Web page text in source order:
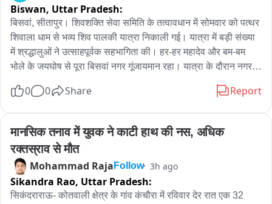
Biswan, Uttar Pradesh:
बिसवां, सीतापुर। शिवशक्ति सेवा समिति के तत्वावधान में सोमवार को पत्थर
शिवाला धाम से भव्य शिव पालकी यात्रा निकाली गई। यात्रा में बड़ी संख्या
में श्रद्धालुओं ने उत्साहपूर्वक सहभागिता की। हर-हर महादेव और बम-बम
भोले के जयघोष से पूरा बिसवां नगर गूंजायमान रहा। यात्रा के दौरान नगर
जहांगीराबाद चौराहा, मंगरहिया बाजार, स्टेशन रोड और सिनेमा रोड होते हुए
पुनः पत्थर शिवाला धाम पहुंची। यात्रा के मार्ग में जगह-जगह श्रद्धालुओं ने
पुष्पवर्षा कर स्वागत किया।
यात्रा में भगवान शिव के विभिन्न स्वरूपों पर आधारित आकर्षक झांकियां
विशेष आकर्षण का केंद्र रहीं। झांकियों को देखने के लिए मार्ग के दोनों ओर
0 0 Share Report
मानसिक तनाव में युवक ने काटी हाथ की नस, अधिक
रक्तस्राव से मौत
Mohammad Raja Follow 3h ago
Sikandra Rao, Uttar Pradesh:
सिकंदराराऊ- कोतवाली क्षेत्र के गांव कंचौरा में रविवार देर रात एक 32